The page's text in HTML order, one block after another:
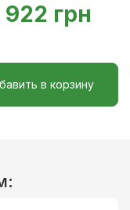
922 грн
в корзину